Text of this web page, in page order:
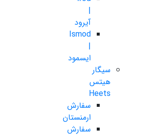
|
آیرود
Ismod
|
ایسمود
سیگار
هیتس
Heets
سفارش
ارمنستان
سفارش